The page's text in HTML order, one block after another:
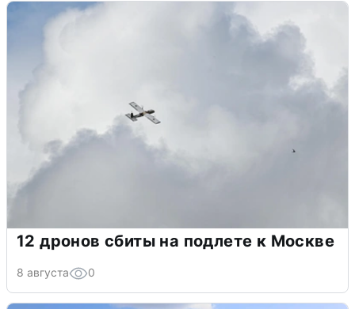
12 дронов сбиты на подлете к Москве
8 августа 0